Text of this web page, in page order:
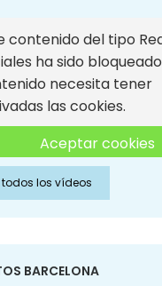
contenido del tipo
ha sido
necesita tener
las cookies.
Aceptar cookies
Aceptar cookies de
Sociales
todos los vídeos
BARCELONA